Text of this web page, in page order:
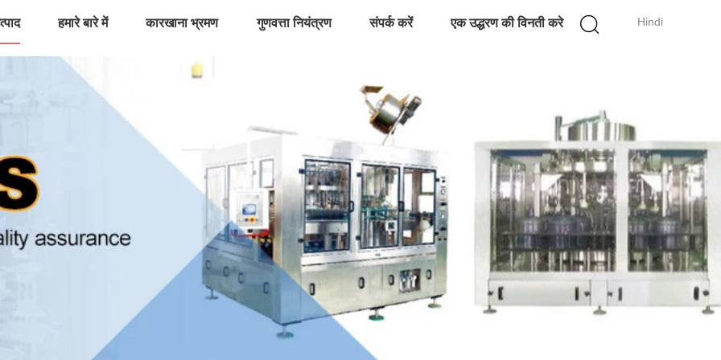
Hindi
हमारे बारे में कारखाना भ्रमण गुणवत्ता नियंत्रण संपर्क करें एक उद्धरण की विनती करे